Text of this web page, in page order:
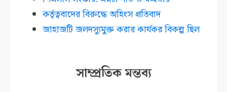
কর্তৃত্ববাদের বিরুদ্ধে অহিংস প্রতিবাদ
জাহাজটি জলদস্যুমুক্ত করার কার্যকর বিকল্প ছিল
সাম্প্রতিক মন্তব্য